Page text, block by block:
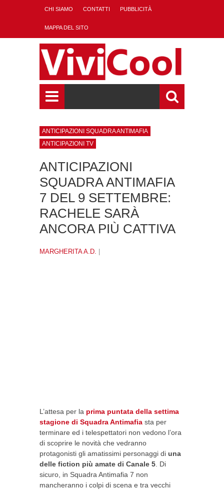
CHI SIAMO CONTATTI PUBBLICITÀ
MAPPA DEL SITO
ANTICIPAZIONI SQUADRA ANTIMAFIA
ANTICIPAZIONI TV
ANTICIPAZIONI
SQUADRA ANTIMAFIA
7 DEL 9 SETTEMBRE:
RACHELE SARÀ
ANCORA PIÙ CATTIVA
MARGHERITA A.D.
L’attesa per la prima puntata della settima
stagione di Squadra Antimafia sta per
terminare ed i telespettatori non vedono l’ora
di scoprire le novità che vedranno
protagonisti gli amatissimi personaggi di una
delle fiction più amate di Canale 5 . Di
sicuro, in Squadra Antimafia 7 non
mancheranno i colpi di scena e tra vecchi